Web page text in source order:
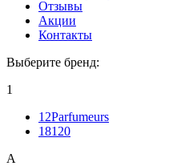
Отзывы
Акции
Контакты
Выберите бренд:
1
12Parfumeurs
18120
A